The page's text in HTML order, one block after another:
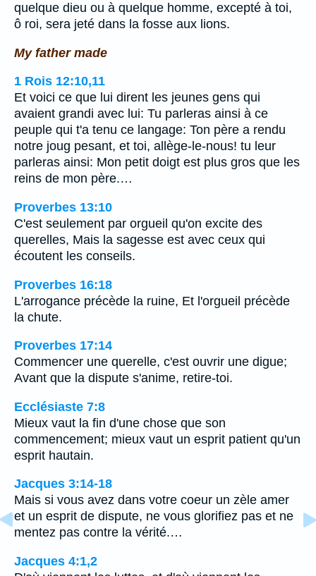
quelque dieu ou à quelque homme, excepté à toi,
ô roi, sera jeté dans la fosse aux lions.
My father made
1 Rois 12:10,11
Et voici ce que lui dirent les jeunes gens qui
avaient grandi avec lui: Tu parleras ainsi à ce
peuple qui t'a tenu ce langage: Ton père a rendu
notre joug pesant, et toi, allège-le-nous! tu leur
parleras ainsi: Mon petit doigt est plus gros que les
reins de mon père.…
Proverbes 13:10
C'est seulement par orgueil qu'on excite des
querelles, Mais la sagesse est avec ceux qui
écoutent les conseils.
Proverbes 16:18
L'arrogance précède la ruine, Et l'orgueil précède
la chute.
Proverbes 17:14
Commencer une querelle, c'est ouvrir une digue;
Avant que la dispute s'anime, retire-toi.
Ecclésiaste 7:8
Mieux vaut la fin d'une chose que son
commencement; mieux vaut un esprit patient qu'un
esprit hautain.
Jacques 3:14-18
Mais si vous avez dans votre coeur un zèle amer
et un esprit de dispute, ne vous glorifiez pas et ne
mentez pas contre la vérité.…
Jacques 4:1,2